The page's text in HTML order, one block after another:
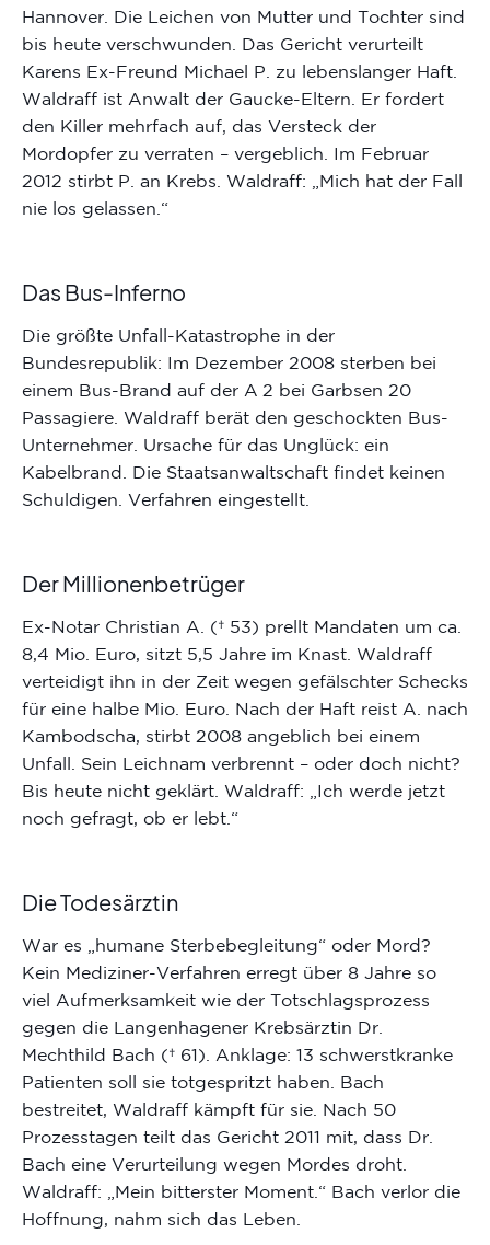
Hannover. Die Leichen von Mutter und Tochter sind
bis heute verschwunden. Das Gericht verurteilt
Karens Ex-Freund Michael P. zu lebenslanger Haft.
Waldraff ist Anwalt der Gaucke-Eltern. Er fordert
den Killer mehrfach auf, das Versteck der
Mordopfer zu verraten – vergeblich. Im Februar
2012 stirbt P. an Krebs. Waldraff: „Mich hat der Fall
nie los gelassen.“
Das Bus-Inferno
Die größte Unfall-Katastrophe in der
Bundesrepublik: Im Dezember 2008 sterben bei
einem Bus-Brand auf der A 2 bei Garbsen 20
Passagiere. Waldraff berät den geschockten Bus-
Unternehmer. Ursache für das Unglück: ein
Kabelbrand. Die Staatsanwaltschaft findet keinen
Schuldigen. Verfahren eingestellt.
Der Millionenbetrüger
Ex-Notar Christian A. († 53) prellt Mandaten um ca.
8,4 Mio. Euro, sitzt 5,5 Jahre im Knast. Waldraff
verteidigt ihn in der Zeit wegen gefälschter Schecks
für eine halbe Mio. Euro. Nach der Haft reist A. nach
Kambodscha, stirbt 2008 angeblich bei einem
Unfall. Sein Leichnam verbrennt – oder doch nicht?
Bis heute nicht geklärt. Waldraff: „Ich werde jetzt
noch gefragt, ob er lebt.“
Die Todesärztin
War es „humane Sterbebegleitung“ oder Mord?
Kein Mediziner-Verfahren erregt über 8 Jahre so
viel Aufmerksamkeit wie der Totschlagsprozess
gegen die Langenhagener Krebsärztin Dr.
Mechthild Bach († 61). Anklage: 13 schwerstkranke
Patienten soll sie totgespritzt haben. Bach
bestreitet, Waldraff kämpft für sie. Nach 50
Prozesstagen teilt das Gericht 2011 mit, dass Dr.
Bach eine Verurteilung wegen Mordes droht.
Waldraff: „Mein bitterster Moment.“ Bach verlor die
Hoffnung, nahm sich das Leben.